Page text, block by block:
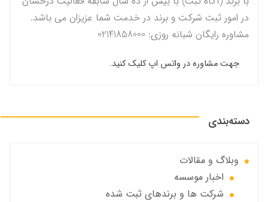
در امور ثبت شرکت و برند در خدمت شما عزیزان می باشد.
مشاوره رایگان شبانه روزی: 02141858000
جهت مشاوره در واتس اپ کلیک کنید.
دسته‌بندی
وبلاگ و مقالات
اخبار موسسه
شرکت ها و برندهای ثبت شده